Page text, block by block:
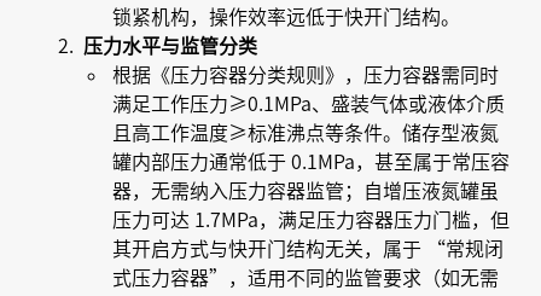
锁紧机构，操作效率远低于快开门结构。
压力水平与监管分类
根据《压力容器分类规则》，压力容器需同时
满足工作压力≥0.1MPa、盛装气体或液体介质
且高工作温度≥标准沸点等条件。储存型液氮
罐内部压力通常低于 0.1MPa，甚至属于常压容
器，无需纳入压力容器监管；自增压液氮罐虽
压力可达 1.7MPa，满足压力容器压力门槛，但
其开启方式与快开门结构无关，属于 “常规闭
式压力容器”，适用不同的监管要求（如无需